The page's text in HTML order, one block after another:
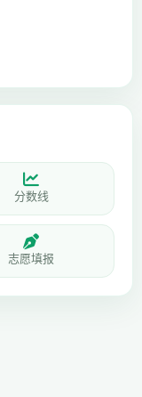
分数线
志愿填报